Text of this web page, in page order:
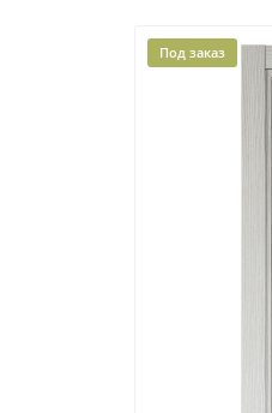
Под заказ